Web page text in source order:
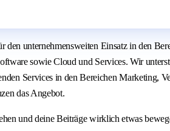
unternehmensweiten Einsatz in den
sowie Cloud und Services. Wir
Services in den Bereichen Marketing,
das Angebot.
deine Beiträge wirklich etwas